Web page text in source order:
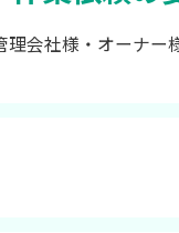
理会社様・オーナー